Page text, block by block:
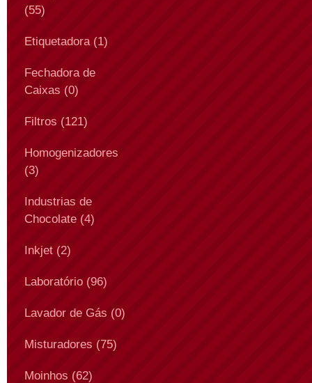
(55)
Etiquetadora (1)
Fechadora de
Caixas (0)
Filtros (121)
Homogenizadores
(3)
Industrias de
Chocolate (4)
Inkjet (2)
Laboratório (96)
Lavador de Gás (0)
Misturadores (75)
Moinhos (62)